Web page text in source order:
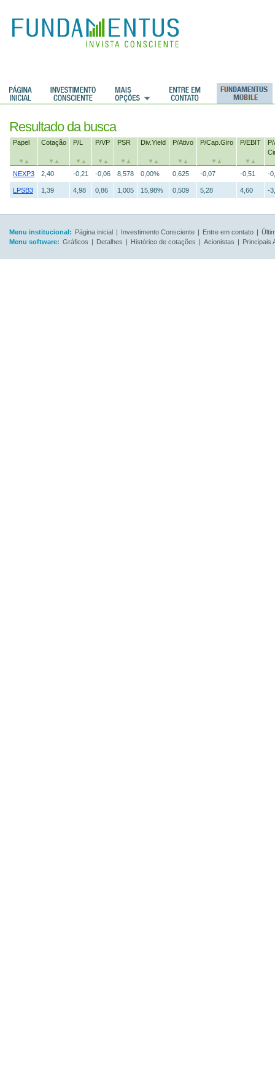
Resultado da busca
Papel Cotação P/L P/VP PSR Div.Yield P/Ativo P/Cap.Giro P/EBIT
NEXP3 2,40 -0,21 -0,06 8,578 0,00% 0,625 -0,07 -0,51 -
LPSB3 1,39 4,98 0,86 1,005 15,98% 0,509 5,28 4,60 -
Menu institucional: Página inicial | Investimento Consciente | Entre em contato |
Menu software: Gráficos | Detalhes | Histórico de cotações | Acionistas | Principais